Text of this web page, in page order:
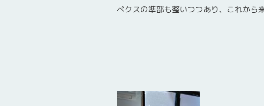
ぺクスの準部も整いつつあり、これから